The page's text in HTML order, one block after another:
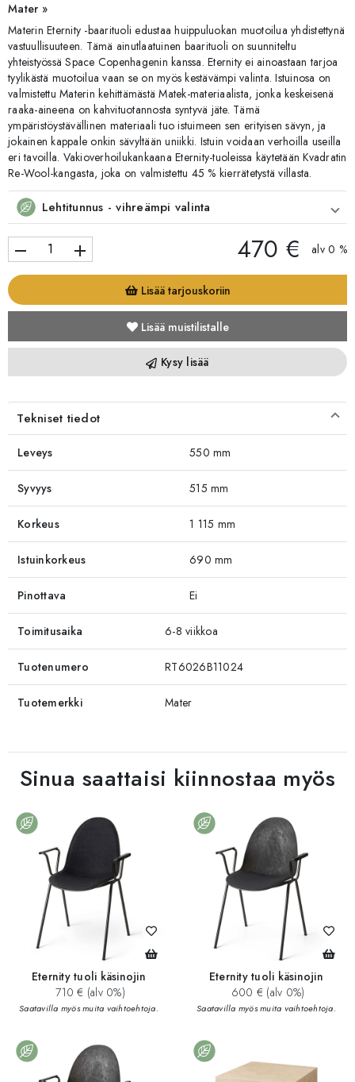
Mater »
Materin Eternity -baarituoli edustaa huippuluokan muotoilua yhdistettynä
vastuullisuuteen. Tämä ainutlaatuinen baarituoli on suunniteltu
yhteistyössä Space Copenhagenin kanssa. Eternity ei ainoastaan tarjoa
tyylikästä muotoilua vaan se on myös kestävämpi valinta. Istuinosa on
valmistettu Materin kehittämästä Matek-materiaalista, jonka keskeisenä
raaka-aineena on kahvituotannosta syntyvä jäte. Tämä
ympäristöystävällinen materiaali tuo istuimeen sen erityisen sävyn, ja
jokainen kappale onkin sävyltään uniikki. Istuin voidaan verhoilla useilla
eri tavoilla. Vakioverhoilukankaana Eternity-tuoleissa käytetään Kvadratin
Re-Wool-kangasta, joka on valmistettu 45 % kierrätetystä villasta.
Lehtitunnus - vihreämpi valinta
remove add 470 € alv 0 %
Lisää tarjouskoriin
Lisää muistilistalle
Kysy lisää
Tekniset tiedot
Leveys 550 mm
Syvyys 515 mm
Korkeus 1 115 mm
Istuinkorkeus 690 mm
Pinottava Ei
Toimitusaika 6-8 viikkoa
Tuotenumero RT6026B11024
Tuotemerkki Mater
Sinua saattaisi kiinnostaa myös
Eternity tuoli käsinojin
710 € (alv 0%)
Saatavilla myös muita vaihtoehtoja.
Eternity tuoli käsinojin
600 € (alv 0%)
Saatavilla myös muita vaihtoehtoja.